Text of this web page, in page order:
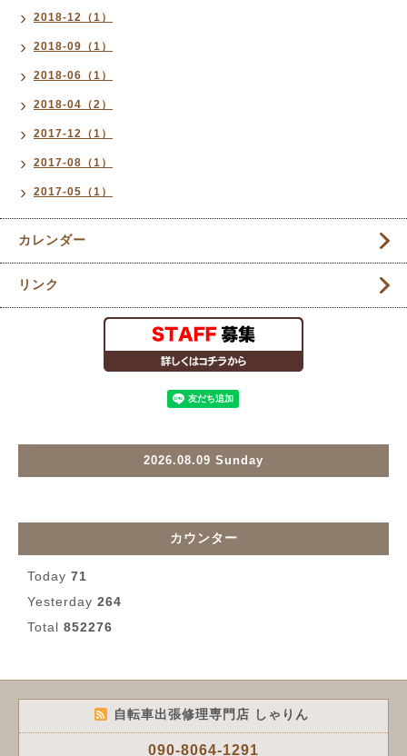
2018-12（1）
2018-09（1）
2018-06（1）
2018-04（2）
2017-12（1）
2017-08（1）
2017-05（1）
カレンダー
リンク
2026.08.09 Sunday
カウンター
Today 71
Yesterday 264
Total 852276
自転車出張修理専門店 しゃりん
090-8064-1291